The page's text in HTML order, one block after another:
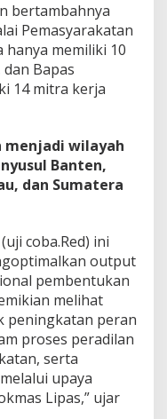
bertambahnya
Pemasyarakatan
hanya memiliki 10
Bapas
14 mitra kerja
menjadi wilayah
Banten,
dan Sumatera
coba.Red) ini
output
pembentukan
melihat
peningkatan peran
proses peradilan
serta
upaya
Lipas,” ujar